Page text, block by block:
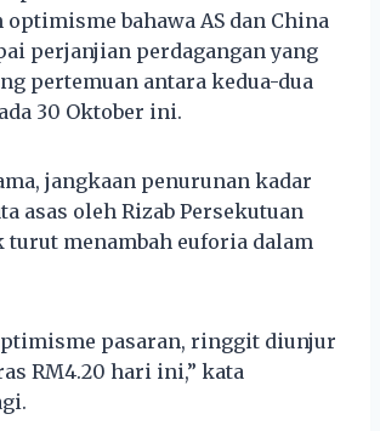
bahawa AS dan China
perjanjian perdagangan yang
pertemuan antara kedua-dua
30 Oktober ini.
jangkaan penurunan kadar
asas oleh Rizab Persekutuan
turut menambah euforia dalam
pasaran, ringgit diunjur
RM4.20 hari ini,” kata